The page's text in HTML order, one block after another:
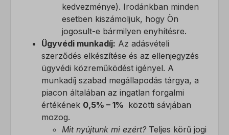
kedvezménye). Irodánkban minden
esetben kiszámoljuk, hogy Ön
jogosult-e bármilyen enyhítésre.
Ügyvédi munkadíj: Az adásvételi
szerződés elkészítése és az ellenjegyzés
ügyvédi közreműködést igényel. A
munkadíj szabad megállapodás tárgya, a
piacon általában az ingatlan forgalmi
értékének 0,5% – 1% közötti sávjában
mozog.
Mit nyújtunk mi ezért? Teljes körű jogi